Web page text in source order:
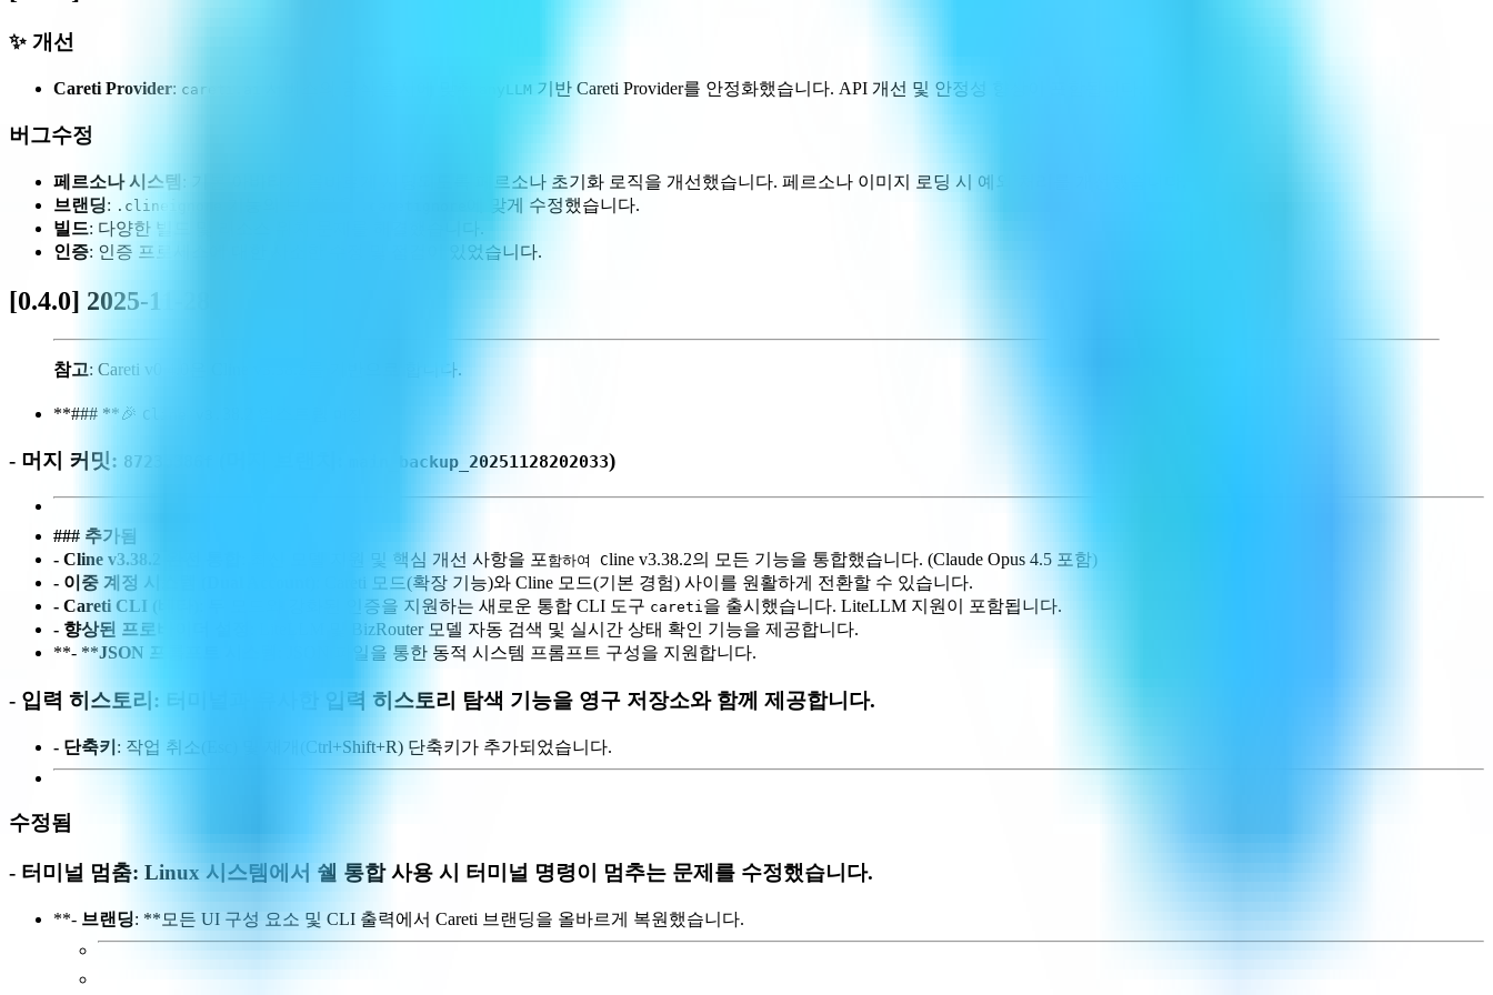
✨ 개선
Careti Provider: careti.ai anyLLM 기반 Careti Provider를 안정화했습니다. API 개선 및 안정성 향상이 포함됩니다.
버그수정
페르소나 시스템
: 기본 아바타가 올바르게 시딩되도록 페르소나 초기화 로직을 개선했습니다. 페르소나 이미지 로딩 시 예외 처리를 개선했습니다.
브랜딩: .clineignore
에 맞게 수정했습니다.
빌드: 다양한 빌드 및 리소스 위치 문제를 해결했습니다.
인증: 인증 프로세스에 대한 사소한 수정 및 점검이 있었습니다.
[0.4.0] 2025-11-28
참고: Careti v0.4.0은 Cline v3.38.2를 기반으로 합니다.
**### **🎉 Cline v3.
- 머지 커밋: 8723b386f main_backup_20251128202033)
### 추가됨
- Cline v3.38.2 완전 통합 : 최신 모델 지원 및 핵심 개선 사항을 포 함하여 Cline v3.38.2의 모든 기능을 통합했습니다. (Claude Opus 4.5 포함)
- 이중 계정 시스
: Careti 모드(확장 기능)와 Cline 모드(기본 경험) 사이를 원활하게 전환할 수 있습니다.
- Careti CLI : 두 모드와 강화된 인증을 지원하는 새로운 통합 CLI 도구 careti을 출시했습니다. LiteLLM 지원이 포함됩니다.
- 향상된 프로바이더 설정
: LiteLLM 및 BizRouter 모델 자동 검색 및 실시간 상태 확인 기능을 제공합니다.
**- **JSON 프롬프트 시스템 : JSON 파일을 통한 동적 시스템 프롬프트 구성을 지원합니다.
- 입력 히스토리 : 터미널과 유사한 입력 히스토리 탐색 기능을 영구 저장소와 함께 제공합니다.
- 단축키 : 작업 취소(Esc) 및 재개(Ctrl+Shift+R) 단축키가 추가되었습니다.
수정됨
- 터미널 멈춤: Linux 시스템에서 쉘 통합 사용 시 터미널 명령이 멈추는 문제를 수정했습니다.
**- 브랜딩: **모든 UI 구성 요소 및 CLI 출력에서 Careti 브랜딩을 올바르게 복원했습니다.